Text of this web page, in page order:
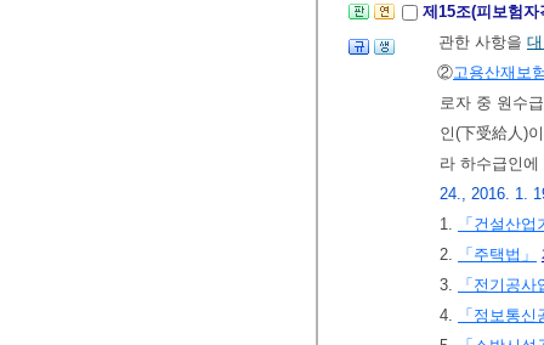
제15조(피보험
관한 사항을
②고용산재보
로자 중 원수
인(下受給人)
라 하수급인
24., 2016. 1.
1.
「건설산
2.
「주택법」
3.
「전기공사
4.
「정보통